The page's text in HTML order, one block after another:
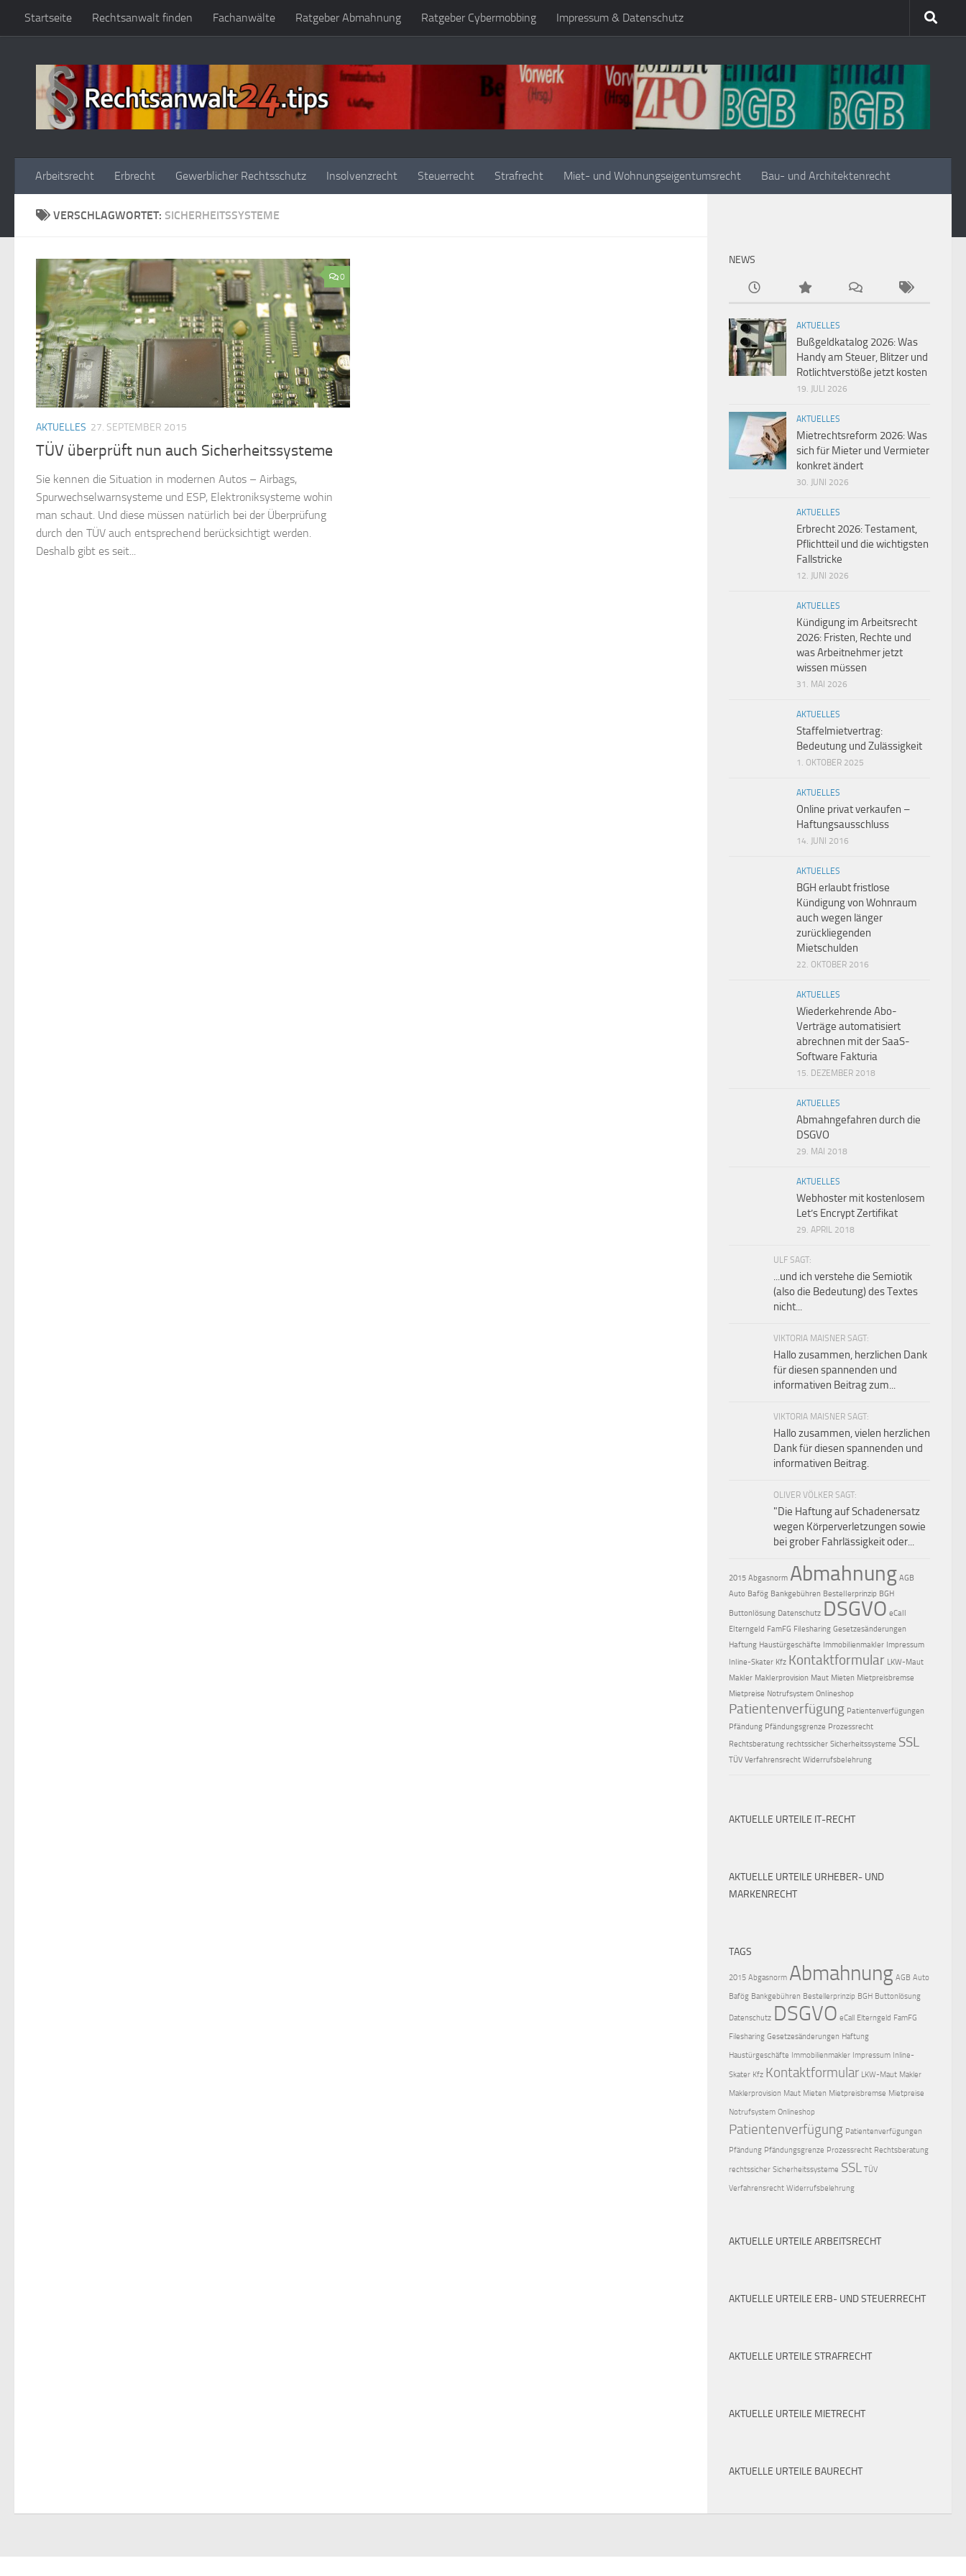
Zum Inhalt springen
Startseite Rechtsanwalt finden Fachanwälte Ratgeber Abmahnung Ratgeber Cybermobbing Impressum & Datenschutz
Arbeitsrecht Erbrecht Gewerblicher Rechtsschutz Insolvenzrecht Steuerrecht Strafrecht Miet- und Wohnungseigentumsrecht Bau- und Architektenrecht
VERSCHLAGWORTET: SICHERHEITSSYSTEME
0
AKTUELLES 27. SEPTEMBER 2015
TÜV überprüft nun auch Sicherheitssysteme
Sie kennen die Situation in modernen Autos – Airbags,
Spurwechselwarnsysteme und ESP, Elektroniksysteme wohin
man schaut. Und diese müssen natürlich bei der Überprüfung
durch den TÜV auch entsprechend berücksichtigt werden.
Deshalb gibt es seit...
NEWS
AKTUELLES
Bußgeldkatalog 2026: Was
Handy am Steuer, Blitzer und
Rotlichtverstöße jetzt kosten
19. JULI 2026
AKTUELLES
Mietrechtsreform 2026: Was
sich für Mieter und Vermieter
konkret ändert
30. JUNI 2026
AKTUELLES
Erbrecht 2026: Testament,
Pflichtteil und die wichtigsten
Fallstricke
12. JUNI 2026
AKTUELLES
Kündigung im Arbeitsrecht
2026: Fristen, Rechte und
was Arbeitnehmer jetzt
wissen müssen
31. MAI 2026
AKTUELLES
Staffelmietvertrag:
Bedeutung und Zulässigkeit
1. OKTOBER 2025
AKTUELLES
Online privat verkaufen –
Haftungsausschluss
14. JUNI 2016
AKTUELLES
BGH erlaubt fristlose
Kündigung von Wohnraum
auch wegen länger
zurückliegenden
Mietschulden
22. OKTOBER 2016
AKTUELLES
Wiederkehrende Abo-
Verträge automatisiert
abrechnen mit der SaaS-
Software Fakturia
15. DEZEMBER 2018
AKTUELLES
Abmahngefahren durch die
DSGVO
29. MAI 2018
AKTUELLES
Webhoster mit kostenlosem
Let’s Encrypt Zertifikat
29. APRIL 2018
ULF SAGT:
...und ich verstehe die Semiotik
(also die Bedeutung) des Textes
nicht...
VIKTORIA MAISNER SAGT:
Hallo zusammen, herzlichen Dank
für diesen spannenden und
informativen Beitrag zum...
VIKTORIA MAISNER SAGT:
Hallo zusammen, vielen herzlichen
Dank für diesen spannenden und
informativen Beitrag.
OLIVER VÖLKER SAGT:
"Die Haftung auf Schaden­ersatz
wegen Körperverletzungen sowie
bei grober Fahr­lässig­keit oder...
2015 Abgasnorm Abmahnung AGB
Auto Bafög Bankgebühren Bestellerprinzip BGH
Buttonlösung Datenschutz DSGVO eCall
Elterngeld FamFG Filesharing Gesetzesänderungen
Haftung Haustürgeschäfte Immobilienmakler Impressum
Inline-Skater Kfz Kontaktformular LKW-Maut
Makler Maklerprovision Maut Mieten Mietpreisbremse
Mietpreise Notrufsystem Onlineshop
Patientenverfügung Patientenverfügungen
Pfändung Pfändungsgrenze Prozessrecht
Rechtsberatung rechtssicher Sicherheitssysteme SSL
TÜV Verfahrensrecht Widerrufsbelehrung
AKTUELLE URTEILE IT-RECHT
AKTUELLE URTEILE URHEBER- UND
MARKENRECHT
TAGS
2015 Abgasnorm Abmahnung AGB Auto
Bafög Bankgebühren Bestellerprinzip BGH Buttonlösung
Datenschutz DSGVO eCall Elterngeld FamFG
Filesharing Gesetzesänderungen Haftung
Haustürgeschäfte
Immobilienmakler Impressum Inline-
Skater Kfz Kontaktformular LKW-Maut Makler
Maklerprovision Maut Mieten Mietpreisbremse Mietpreise
Notrufsystem Onlineshop
Patientenverfügung Patientenverfügungen
Pfändung Pfändungsgrenze Prozessrecht Rechtsberatung
rechtssicher Sicherheitssysteme SSL TÜV
Verfahrensrecht Widerrufsbelehrung
AKTUELLE URTEILE ARBEITSRECHT
AKTUELLE URTEILE ERB- UND STEUERRECHT
AKTUELLE URTEILE STRAFRECHT
AKTUELLE URTEILE MIETRECHT
AKTUELLE URTEILE BAURECHT